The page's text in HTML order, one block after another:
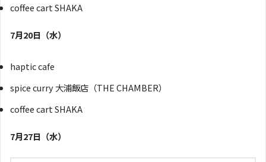
coffee cart SHAKA
7月20日（水）
haptic cafe
spice curry 大浦飯店（THE CHAMBER）
coffee cart SHAKA
7月27日（水）